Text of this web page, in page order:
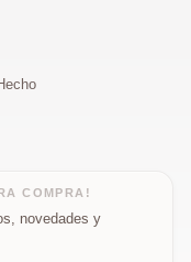
COMPRA!
novedades y